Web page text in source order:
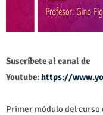
Suscríbete al canal de
Youtube:https://
Primer módulo del